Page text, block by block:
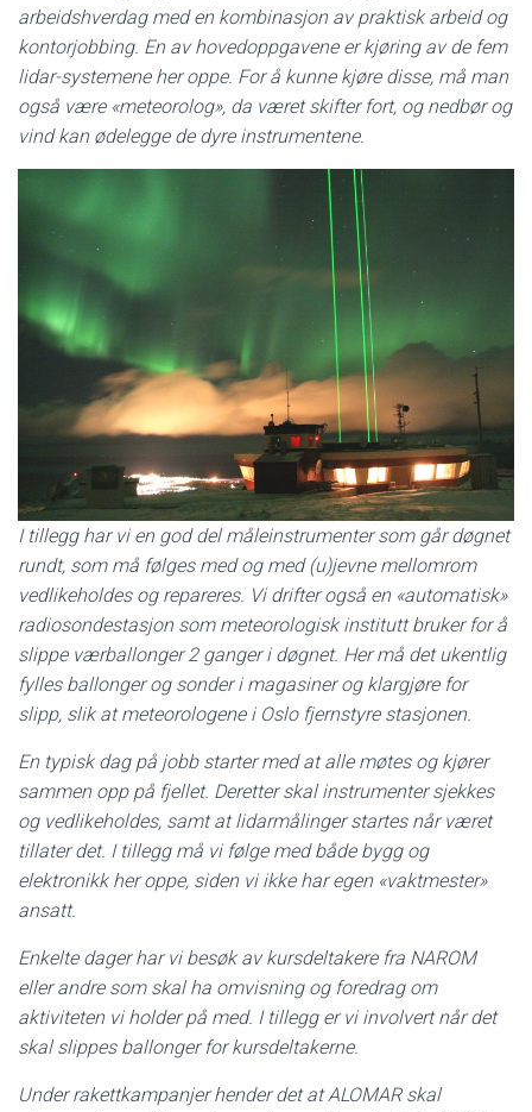
arbeidshverdag med en kombinasjon av praktisk arbeid og
kontorjobbing. En av hovedoppgavene er kjøring av de fem
lidar-systemene her oppe. For å kunne kjøre disse, må man
også være «meteorolog», da været skifter fort, og nedbør og
vind kan ødelegge de dyre instrumentene.
I tillegg har vi en god del måleinstrumenter som går døgnet
rundt, som må følges med og med (u)jevne mellomrom
vedlikeholdes og repareres. Vi drifter også en «automatisk»
radiosondestasjon som meteorologisk institutt bruker for å
slippe værballonger 2 ganger i døgnet. Her må det ukentlig
fylles ballonger og sonder i magasiner og klargjøre for
slipp, slik at meteorologene i Oslo fjernstyre stasjonen.
En typisk dag på jobb starter med at alle møtes og kjører
sammen opp på fjellet. Deretter skal instrumenter sjekkes
og vedlikeholdes, samt at lidarmålinger startes når været
tillater det. I tillegg må vi følge med både bygg og
elektronikk her oppe, siden vi ikke har egen «vaktmester»
ansatt.
Enkelte dager har vi besøk av kursdeltakere fra NAROM
eller andre som skal ha omvisning og foredrag om
aktiviteten vi holder på med. I tillegg er vi involvert når det
skal slippes ballonger for kursdeltakerne.
Under rakettkampanjer hender det at ALOMAR skal